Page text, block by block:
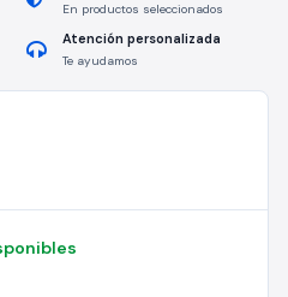
En productos seleccionados
Atención personalizada
Te ayudamos